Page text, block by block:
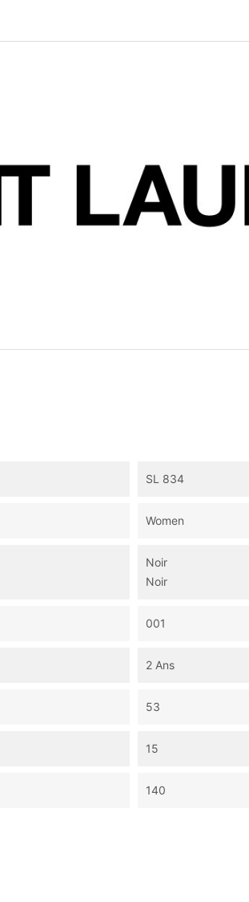
SL 834
Women
Noir
Noir
001
2 Ans
53
15
140